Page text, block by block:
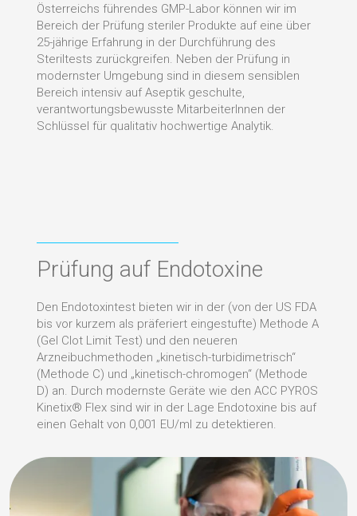
Österreichs führendes GMP-Labor können wir im
Bereich der Prüfung steriler Produkte auf eine über
25-jährige Erfahrung in der Durchführung des
Steriltests zurückgreifen. Neben der Prüfung in
modernster Umgebung sind in diesem sensiblen
Bereich intensiv auf Aseptik geschulte,
verantwortungs­bewusste MitarbeiterInnen der
Schlüssel für qualitativ hochwertige Analytik.
Prüfung auf Endotoxine
Den Endotoxintest bieten wir in der (von der US FDA
bis vor kurzem als präferiert eingestufte) Methode A
(Gel Clot Limit Test) und den neueren
Arzneibuchmethoden „kinetisch-turbidimetrisch“
(Methode C) und „kinetisch-chromogen“ (Methode
D) an. Durch modernste Geräte wie den ACC PYROS
Kinetix® Flex sind wir in der Lage Endotoxine bis auf
einen Gehalt von 0,001 EU/ml zu detektieren.